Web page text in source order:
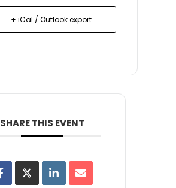
+ iCal / Outlook export
SHARE THIS EVENT